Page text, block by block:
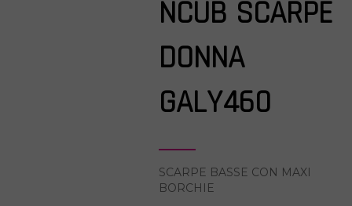
NCUB SCARPE
DONNA
GALY460
SCARPE BASSE CON MAXI
BORCHIE